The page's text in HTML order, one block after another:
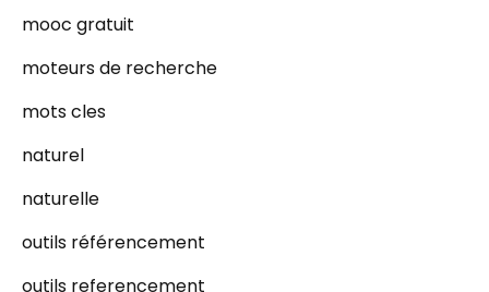
mooc gratuit
moteurs de recherche
mots cles
naturel
naturelle
outils référencement
outils referencement